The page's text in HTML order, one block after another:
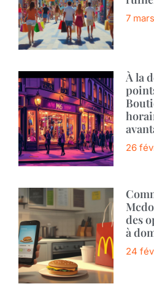
7
À la
26
des
à
24